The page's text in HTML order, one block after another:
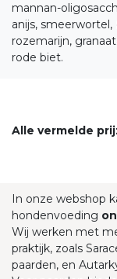
mannan-
anijs, smeerwortel,
rozemarijn,
rode biet.
Alle vermelde
In onze webshop
hondenvoeding
Wij werken met
praktijk, zoals
paarden, en